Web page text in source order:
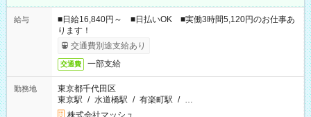
給与
■日給16,840円～ ■日払いOK ■実働3時間5,120円のお仕事あ
ります！
交通費別途支給あり
交通費 一部支給
勤務地
東京都千代田区
東京駅 / 水道橋駅 / 有楽町駅 / …
株式会社マッシュ